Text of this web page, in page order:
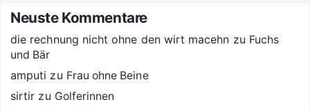
Neuste Kommentare
die rechnung nicht ohne den wirt macehn zu Fuchs
und Bär
amputi zu Frau ohne Beine
sirtir zu Golferinnen